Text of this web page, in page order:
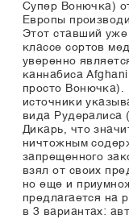
Супер Вонючка)
Европы
Этот ставший
классе сортов
уверенно
каннабиса
просто
источники
вида Рудералиса
Дикарь, что
ничтожным
запрещенного
взял от своих
но еще и
предлагается на
в 3 вариантах: